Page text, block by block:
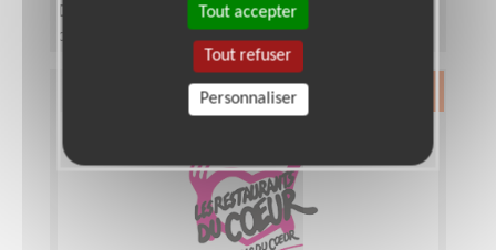
Disponibilité demandée :Deux jours par mois à
définir
Tout accepter
Tout refuser
Personnaliser